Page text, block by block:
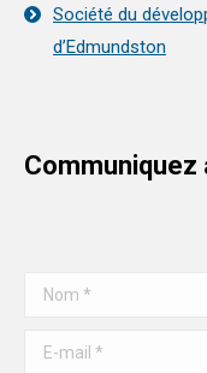
Société du
d’Edmundston
Communiquez
Nom *
E-mail *